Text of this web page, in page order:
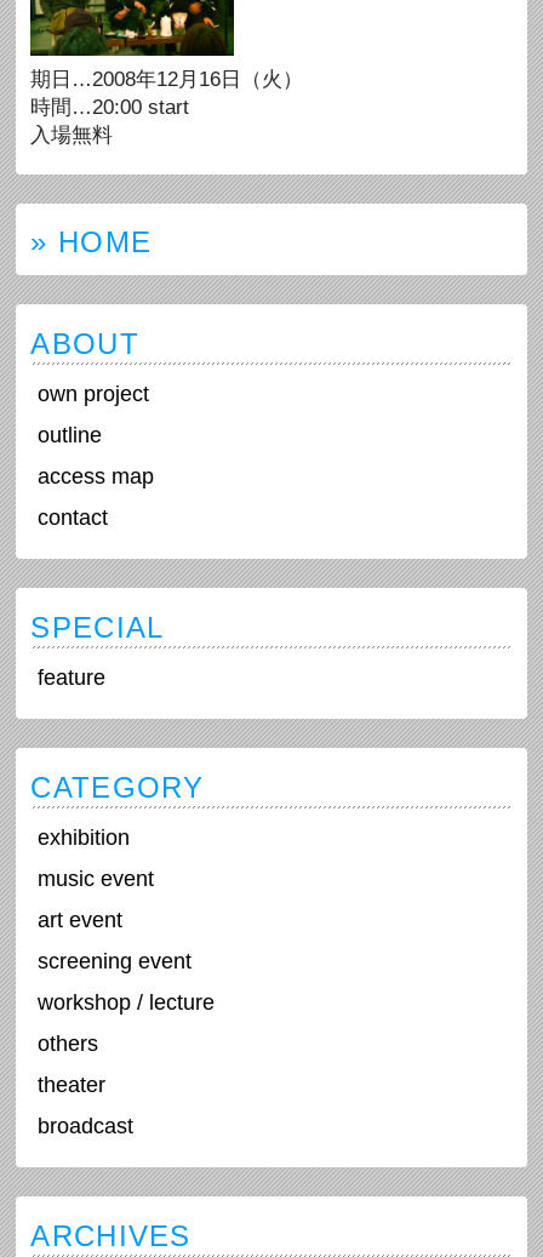
期日…2008年12月16日（火）
時間…20:00 start
入場無料
» HOME
ABOUT
own project
outline
access map
contact
SPECIAL
feature
CATEGORY
exhibition
music event
art event
screening event
workshop / lecture
others
theater
broadcast
ARCHIVES